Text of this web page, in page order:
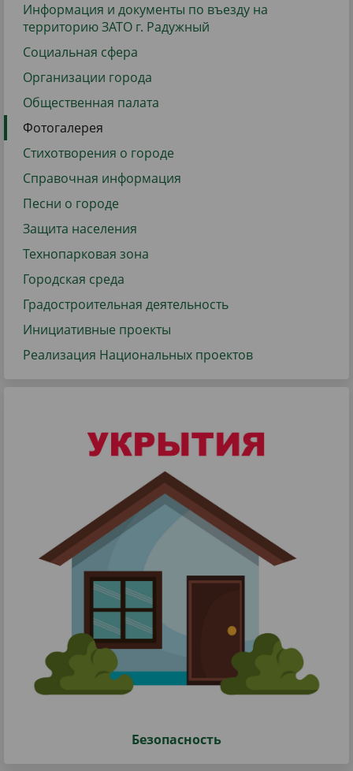
Информация и документы по въезду на
территорию ЗАТО г. Радужный
Социальная сфера
Организации города
Общественная палата
Фотогалерея
Стихотворения о городе
Справочная информация
Песни о городе
Защита населения
Технопарковая зона
Городская среда
Градостроительная деятельность
Инициативные проекты
Реализация Национальных проектов
Безопасность